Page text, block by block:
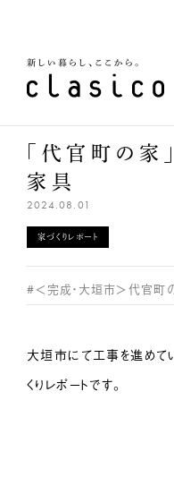
「代官町の
家具
2024.08.01
家づくりレポート
#＜完成・大垣市＞代官町
大垣市にて工事を進めて
くりレポートです。